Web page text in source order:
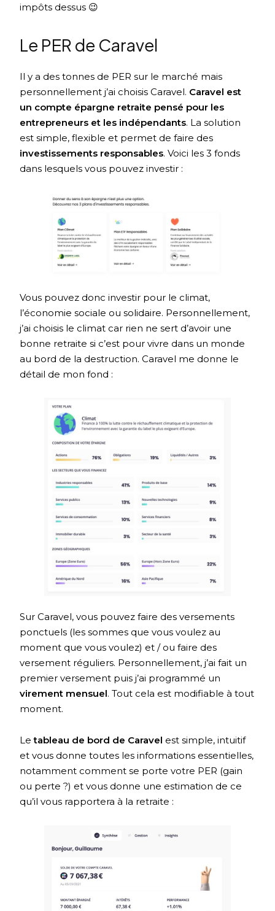
impôts dessus 😉
Le PER de Caravel
Il y a des tonnes de PER sur le marché mais
personnellement j’ai choisis Caravel. Caravel est
un compte épargne retraite pensé pour les
entrepreneurs et les indépendants. La solution
est simple, flexible et permet de faire des
investissements responsables. Voici les 3 fonds
dans lesquels vous pouvez investir :
Vous pouvez donc investir pour le climat,
l’économie sociale ou solidaire. Personnellement,
j’ai choisis le climat car rien ne sert d’avoir une
bonne retraite si c’est pour vivre dans un monde
au bord de la destruction. Caravel me donne le
détail de mon fond :
Sur Caravel, vous pouvez faire des versements
ponctuels (les sommes que vous voulez au
moment que vous voulez) et / ou faire des
versement réguliers. Personnellement, j’ai fait un
premier versement puis j’ai programmé un
virement mensuel. Tout cela est modifiable à tout
moment.
Letableau de bord de Caravel est simple, intuitif
et vous donne toutes les informations essentielles,
notamment comment se porte votre PER (gain
ou perte ?) et vous donne une estimation de ce
qu’il vous rapportera à la retraite :